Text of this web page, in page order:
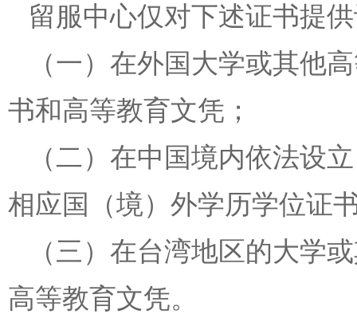
留服中心仅对下述证书提
（一）在外国大学或其他
书和高等教育文凭；
（二）在中国境内依法设
相应国（境）外学历学位证
（三）在台湾地区的大学
高等教育文凭。